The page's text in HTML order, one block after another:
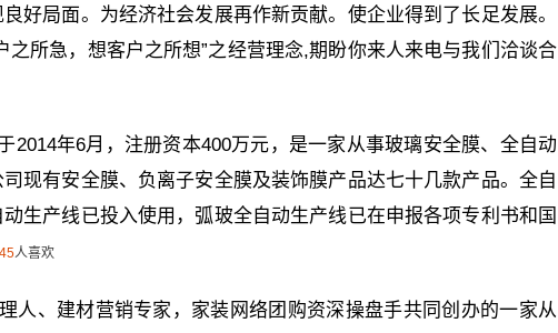
好局面。为经济社会发展再作新贡献。使企业得到了长足发展。
之所急，想客户之所想”之经营理念,期盼你来人来电与我们洽谈合
2014年6月，注册资本400万元，是一家从事玻璃安全膜、全自动
现有安全膜、负离子安全膜及装饰膜产品达七十几款产品。全自
生产线已投入使用，弧玻全自动生产线已在申报各项专利书和国
人喜欢
人、建材营销专家，家装网络团购资深操盘手共同创办的一家从